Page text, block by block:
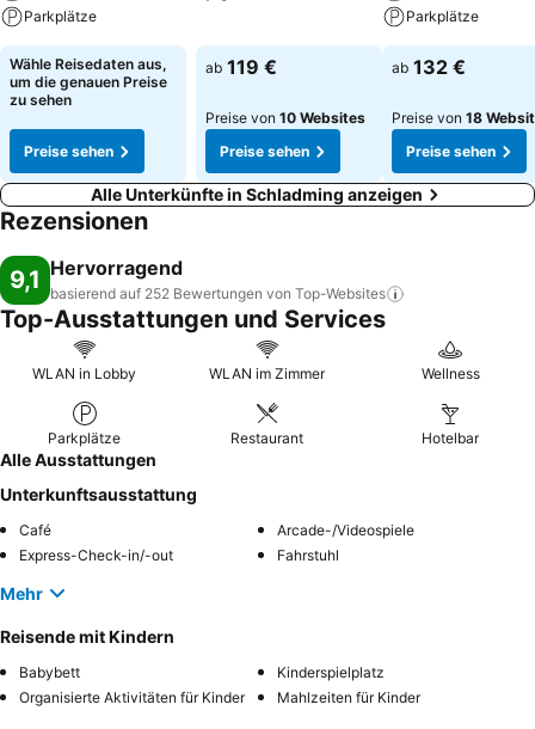
Parkplätze
Wähle Reisedaten aus,
um die genauen Preise
zu sehen
Preise sehen
ab 119 €
Preise von 10 Websites
Preise sehen
Parkplätze
ab 132 €
Preise von 18
Preise sehen
Alle Unterkünfte in Schladming anzeigen
Rezensionen
9,1 Hervorragend
basierend auf 252 Bewertungen von Top-Websites
Top-Ausstattungen und Services
WLAN in Lobby WLAN im Zimmer Wellness
Parkplätze Restaurant Hotelbar
Alle Ausstattungen
Unterkunftsausstattung
Café
Arcade-/Videospiele
Express-Check-in/-out
Fahrstuhl
Mehr
Reisende mit Kindern
Babybett
Kinderspielplatz
Organisierte Aktivitäten für Kinder
Mahlzeiten für Kinder